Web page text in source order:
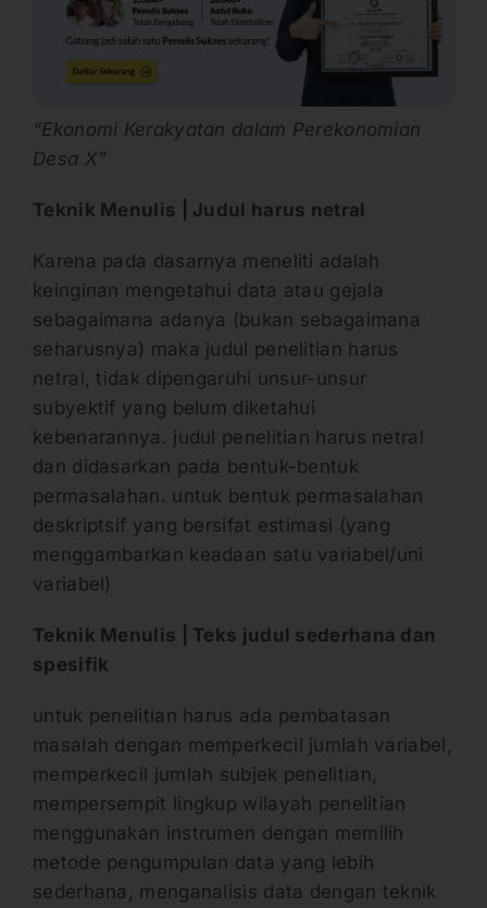
“Ekonomi Kerakyatan dalam Perekonomian
Desa X”
Teknik Menulis | Judul harus netral
Karena pada dasarnya meneliti adalah
keinginan mengetahui data atau gejala
sebagaimana adanya (bukan sebagaimana
seharusnya) maka judul penelitian harus
netral, tidak dipengaruhi unsur-unsur
subyektif yang belum diketahui
kebenarannya. judul penelitian harus netral
dan didasarkan pada bentuk-bentuk
permasalahan. untuk bentuk permasalahan
deskriptsif yang bersifat estimasi (yang
menggambarkan keadaan satu variabel/uni
variabel)
Teknik Menulis | Teks judul sederhana dan
spesifik
untuk penelitian harus ada pembatasan
masalah dengan memperkecil jumlah variabel,
memperkecil jumlah subjek penelitian,
mempersempit lingkup wilayah penelitian
menggunakan instrumen dengan memilih
metode pengumpulan data yang lebih
sederhana, menganalisis data dengan teknik